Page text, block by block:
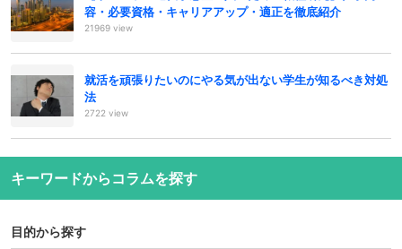
容・必要資格・キャリアアップ・適正を徹底紹介
21969 view
就活を頑張りたいのにやる気が出ない学生が知るべき対処
法
2722 view
キーワードからコラムを探す
目的から探す